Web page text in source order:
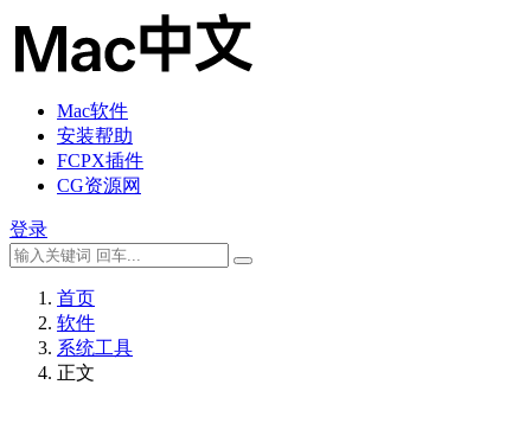
Mac软件
安装帮助
FCPX插件
CG资源网
登录
首页
软件
系统工具
正文